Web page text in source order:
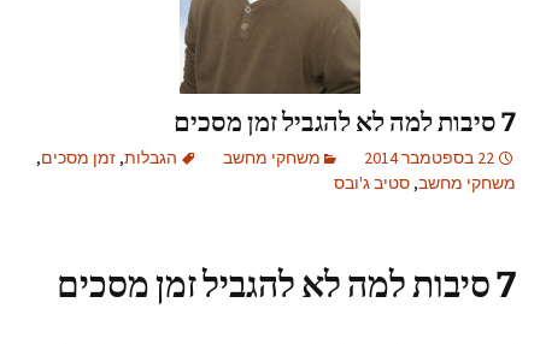
7 סיבות למה לא להגביל זמן מסכים
22 בספטמבר 2014 משחקי מחשב הגבלות, זמן מסכים,
משחקי מחשב, סטיב ג'ובס
7 סיבות למה לא להגביל זמן מסכים